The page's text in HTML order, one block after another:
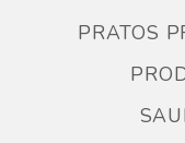
PRATOS